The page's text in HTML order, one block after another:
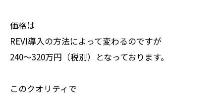
価格は
REVI導入の方法によって変わるのですが
240〜320万円（税別）となっております。
このクオリティで